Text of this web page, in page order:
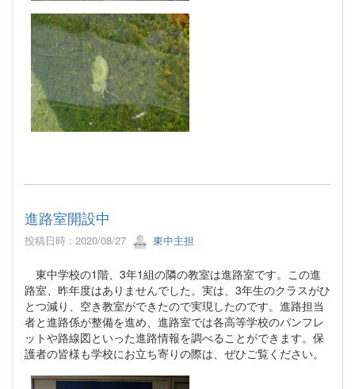
進路室開設中
投稿日時 : 2020/08/27 東中主担
東中学校の1階、3年1組の隣の教室は進路室です。この進
路室、昨年度はありませんでした。実は、3年生のクラスがひ
とつ減り、空き教室ができたので実現したのです。進路担当
者と進路係が整備を進め、進路室では各高等学校のパンフレ
ットや路線図といった進路情報を調べることができます。保
護者の皆様も学校にお立ち寄りの際は、ぜひご覧ください。